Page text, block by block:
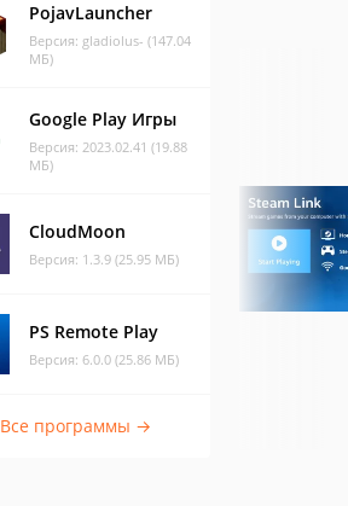
PojavLauncher
Версия: gladiolus- (147.04
МБ)
Google Play Игры
Версия: 2023.02.41 (19.88
МБ)
CloudMoon
Версия: 1.3.9 (25.95 МБ)
PS Remote Play
Версия: 6.0.0 (25.86 МБ)
Все программы →